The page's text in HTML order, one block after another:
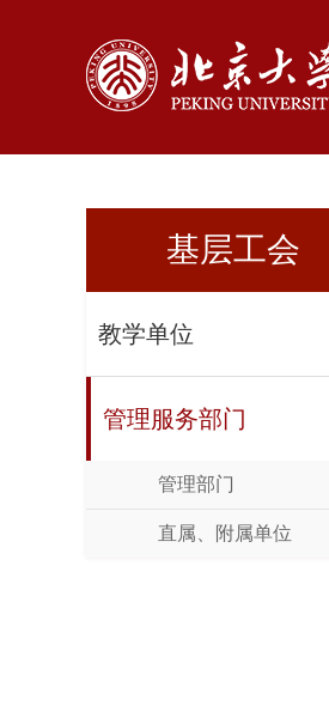
基层工会
教学单位
管理服务部门
管理部门
直属、附属单位